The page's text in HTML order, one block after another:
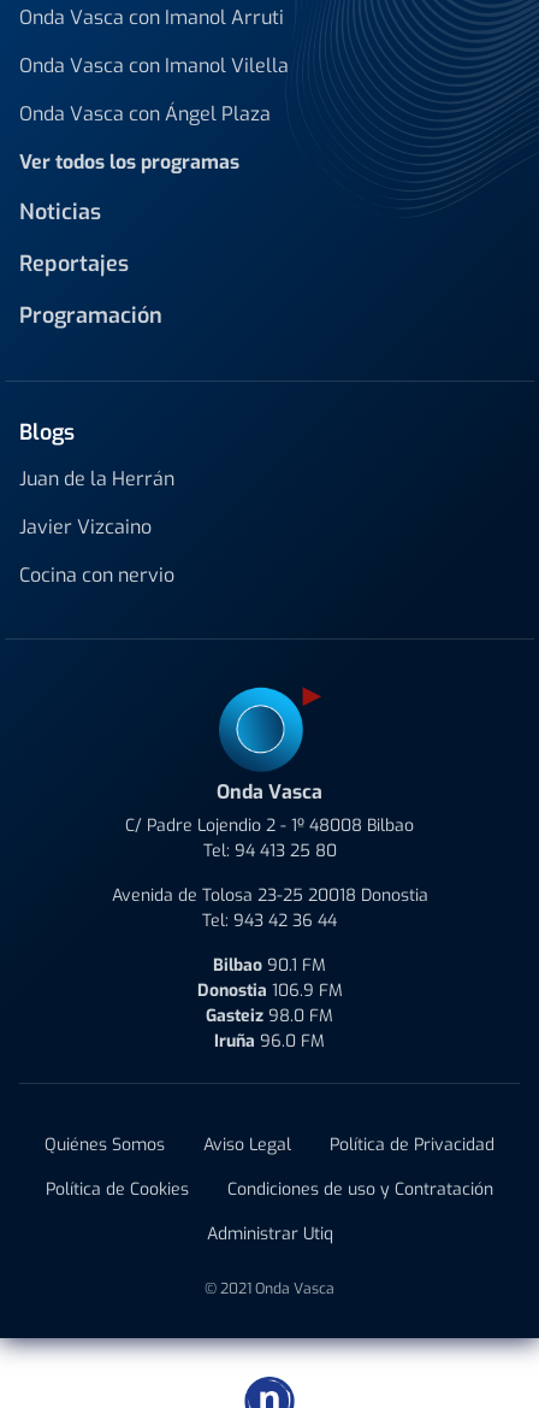
Onda Vasca con Imanol Arruti
Onda Vasca con Imanol Vilella
Onda Vasca con Ángel Plaza
Ver todos los programas
Noticias
Reportajes
Programación
Blogs
Juan de la Herrán
Javier Vizcaino
Cocina con nervio
Onda Vasca
C/ Padre Lojendio 2 - 1º 48008 Bilbao
Tel: 94 413 25 80
Avenida de Tolosa 23-25 20018 Donostia
Tel: 943 42 36 44
Bilbao 90.1 FM
Donostia 106.9 FM
Gasteiz 98.0 FM
Iruña 96.0 FM
Quiénes Somos Aviso Legal
Política de Privacidad
Política de Cookies
Condiciones de uso y Contratación
Administrar Utiq
© 2021 Onda Vasca